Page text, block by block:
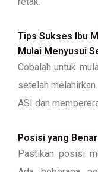
Tips Sukses Ibu
Mulai Menyusui
Cobalah untuk
setelah
ASI dan
Posisi yang Benar
Pastikan posisi